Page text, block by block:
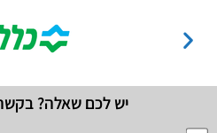
יש לכם שאלה?